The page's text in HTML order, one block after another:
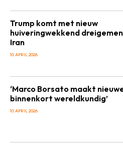
Trump komt met nieuw
huiveringwekkend
Iran
10 APRIL 2026
‘Marco Borsato maakt
binnenkort wereldkundig’
10 APRIL 2026